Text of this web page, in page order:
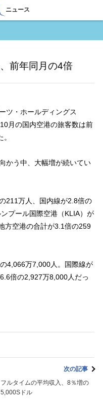
ニュース
前年同月の4倍
ツ・ホールディングス
月の国内空港の旅客数は前
かう中、大幅増が続いてい
211万人、国内線が2.8倍の
プール国際空港（KLIA）が
方空港の合計が3.1倍の259
4,066万7,000人。国際線が
倍の2,927万8,000人だっ
次の記事
フルタイムの平均収入、8％増の
5,000Sドル